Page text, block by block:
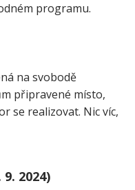
programu.
na svobodě
připravené místo,
se realizovat. Nic víc,
2024)